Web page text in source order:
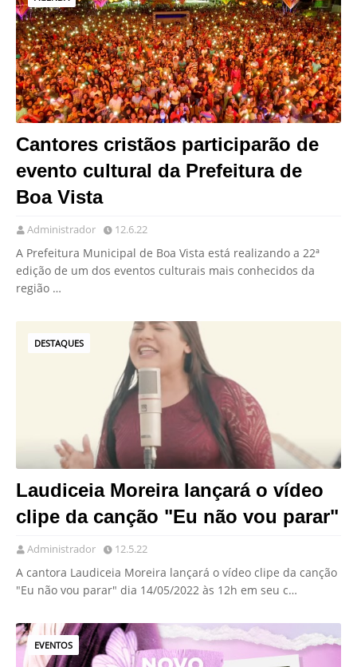
Cantores cristãos participarão de
evento cultural da Prefeitura de
Boa Vista
Administrador 12.6.22
A Prefeitura Municipal de Boa Vista está realizando a 22ª
edição de um dos eventos culturais mais conhecidos da
região …
DESTAQUES
Laudiceia Moreira lançará o vídeo
clipe da canção "Eu não vou parar"
Administrador 12.5.22
A cantora Laudiceia Moreira lançará o vídeo clipe da canção
"Eu não vou parar" dia 14/05/2022 às 12h em seu c…
EVENTOS